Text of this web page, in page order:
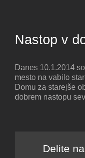
Nastop v
Danes 10.1.2014
mesto na vabilo
Domu za starejše
dobrem nastopu
Delite